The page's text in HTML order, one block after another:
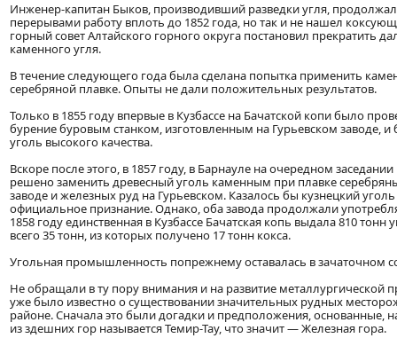
Инженер-капитан Быков, производивший разведки угля,
перерывами работу вплоть до 1852 года, но так и не нашел
горный совет Алтайского горного округа постановил прекратить
каменного угля.
В течение следующего года была сделана попытка применить
серебряной плавке. Опыты не дали положительных результатов.
Только в 1855 году впервые в Кузбассе на Бачатской копи было
бурение буровым станком, изготовленным на Гурьевском заводе,
уголь высокого качества.
Вскоре после этого, в 1857 году, в Барнауле на очередном
решено заменить древесный уголь каменным при плавке
заводе и железных руд на Гурьевском. Казалось бы кузнецкий
официальное признание. Однако, оба завода продолжали
1858 году единственная в Кузбассе Бачатская копь выдала 810
всего 35 тонн, из которых получено 17 тонн кокса.
Угольная промышленность попрежнему оставалась в зачаточном
Не обращали в ту пору внимания и на развитие металлургической
уже было известно о существовании значительных рудных
районе. Сначала это были догадки и предположения, основанные,
из здешних гор называется Темир-Тау, что значит — Железная гора.